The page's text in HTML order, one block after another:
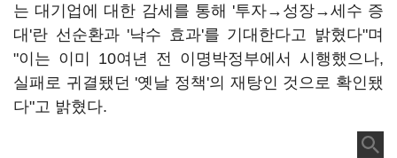
는 대기업에 대한 감세를 통해 '투자→성장→세수 증
대'란 선순환과 '낙수 효과'를 기대한다고 밝혔다"며
"이는 이미 10여년 전 이명박정부에서 시행했으나,
실패로 귀결됐던 '옛날 정책'의 재탕인 것으로 확인됐
다"고 밝혔다.